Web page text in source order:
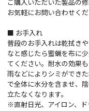
お気軽にお問い合わせくだ
■ お手入れ
普段のお手入れは乾拭き
なと感じたら蜜蝋を布に
てください。耐水の効果も
雨などによりシミができ
で全体に水分を含ませ、
立たなくなります。
※直射日光、アイロン、ド